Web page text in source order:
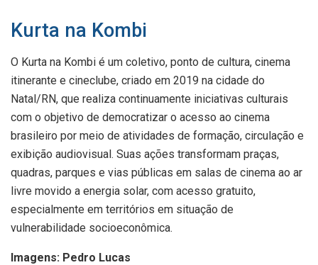
Kurta na Kombi
O Kurta na Kombi é um coletivo, ponto de cultura, cinema
itinerante e cineclube, criado em 2019 na cidade do
Natal/RN, que realiza continuamente iniciativas culturais
com o objetivo de democratizar o acesso ao cinema
brasileiro por meio de atividades de formação, circulação e
exibição audiovisual. Suas ações transformam praças,
quadras, parques e vias públicas em salas de cinema ao ar
livre movido a energia solar, com acesso gratuito,
especialmente em territórios em situação de
vulnerabilidade socioeconômica.
Imagens: Pedro Lucas